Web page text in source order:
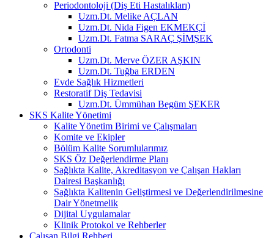
Periodontoloji (Diş Eti Hastalıkları)
Uzm.Dt. Melike AÇLAN
Uzm.Dt. Nida Figen EKMEKÇİ
Uzm.Dt. Fatma SARAÇ ŞİMŞEK
Ortodonti
Uzm.Dt. Merve ÖZER AŞKIN
Uzm.Dt. Tuğba ERDEN
Evde Sağlık Hizmetleri
Restoratif Diş Tedavisi
Uzm.Dt. Ümmühan Begüm ŞEKER
SKS Kalite Yönetimi
Kalite Yönetim Birimi ve Çalışmaları
Komite ve Ekipler
Bölüm Kalite Sorumlularımız
SKS Öz Değerlendirme Planı
Sağlıkta Kalite, Akreditasyon ve Çalışan Hakları
Dairesi Başkanlığı
Sağlıkta Kalitenin Geliştirmesi ve Değerlendirilmesine
Dair Yönetmelik
Dijital Uygulamalar
Klinik Protokol ve Rehberler
Çalışan Bilgi Rehberi